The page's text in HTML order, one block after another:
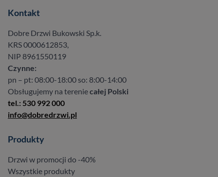
Kontakt
Dobre Drzwi Bukowski Sp.k.
KRS 0000612853,
NIP 8961550119
Czynne:
pn – pt: 08:00-18:00 so: 8:00-14:00
Obsługujemy na tereniecałej Polski
tel.: 530 992 000
info@dobredrzwi.pl
Produkty
Drzwi w promocji do -40%
Wszystkie produkty